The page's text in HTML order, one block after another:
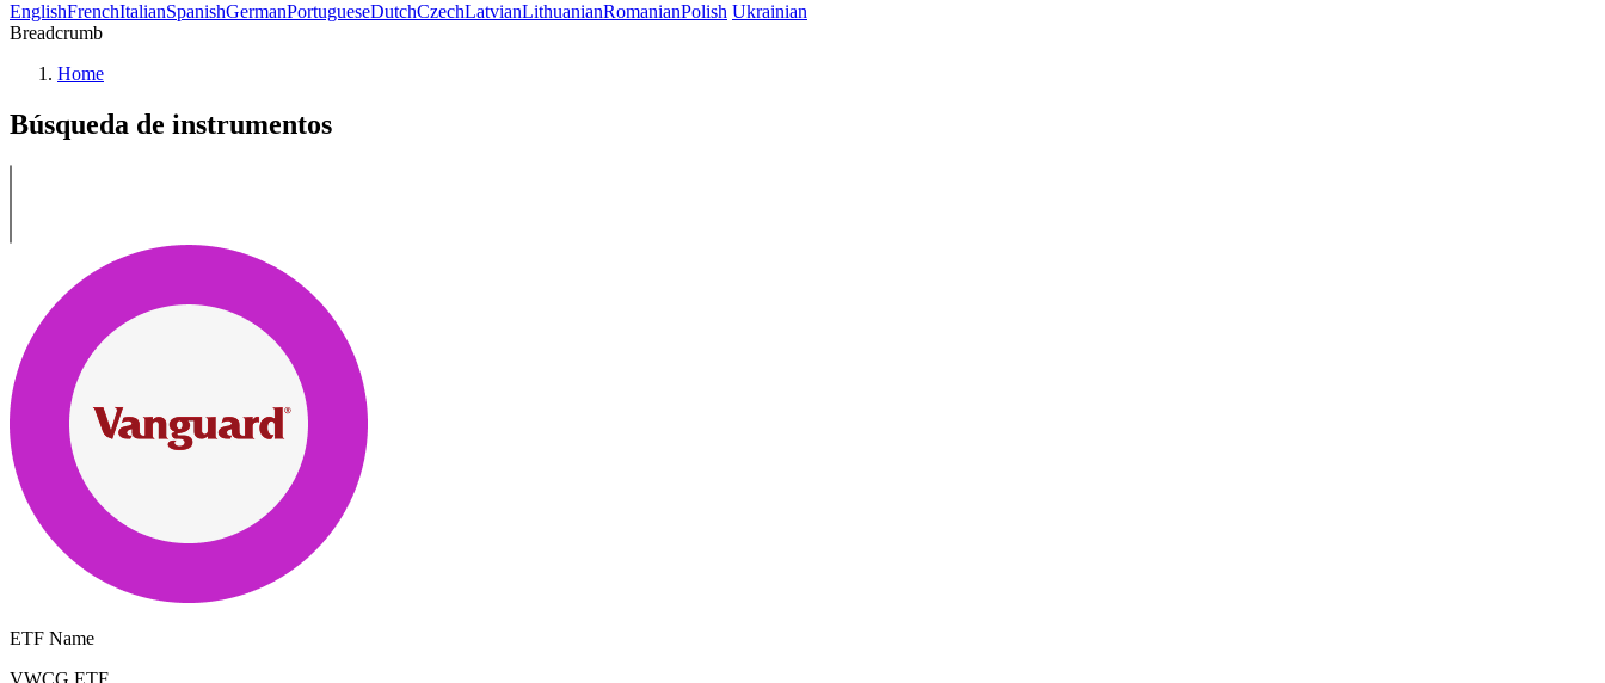
EnglishFrenchItalianSpanishGermanPortugueseDutchCzechLatvianLithuanianRomanianPolish Ukrainian
Breadcrumb
Home
Búsqueda de instrumentos
ETF Name